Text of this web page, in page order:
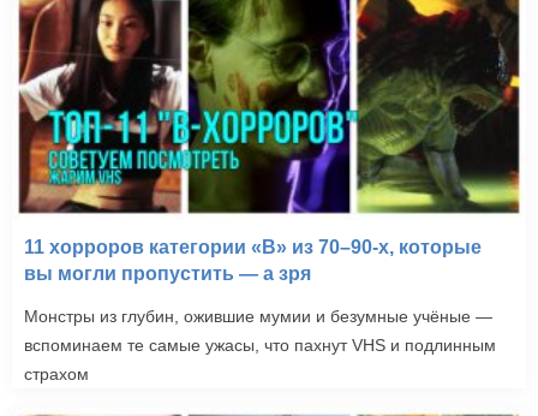
11 хорроров категории «B» из 70–90-х, которые
вы могли пропустить — а зря
Монстры из глубин, ожившие мумии и безумные учёные —
вспоминаем те самые ужасы, что пахнут VHS и подлинным
страхом